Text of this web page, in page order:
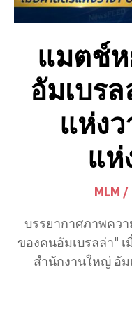
แมตช์
อัมเบร
แห่ง
แห่
MLM
บรรยากาศภาพคว
ของคนอัมเบรลล่า" เมื่อวันเสาร์ที่ 1 สิงหาคม 2569 ณ
สำนักงานใหญ่ อัม